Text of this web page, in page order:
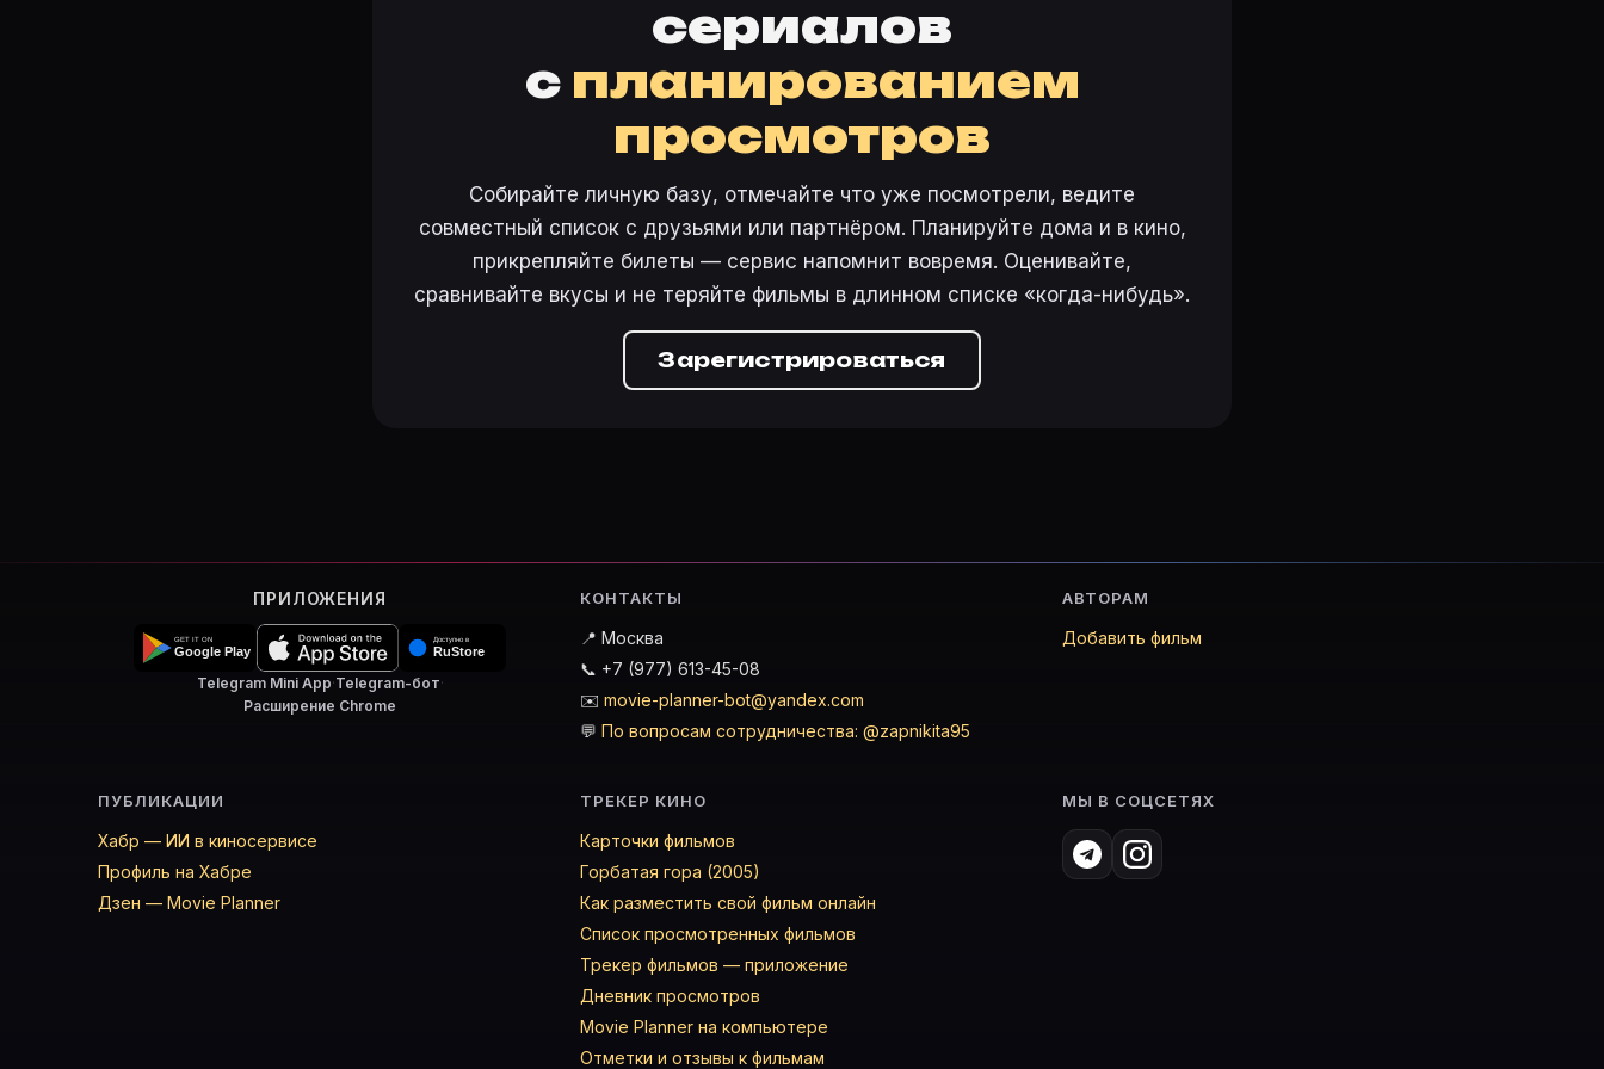
сериалов
с планированием
просмотров
Собирайте личную базу, отмечайте что уже посмотрели, ведите
совместный список с друзьями или партнёром. Планируйте дома и в кино,
прикрепляйте билеты — сервис напомнит вовремя. Оценивайте,
сравнивайте вкусы и не теряйте фильмы в длинном списке «когда-нибудь».
Зарегистрироваться
ПРИЛОЖЕНИЯ
Telegram Mini App·Telegram-бот·
Расширение Chrome
КОНТАКТЫ
📍 Москва
📞 +7 (977) 613-45-08
✉️ movie-planner-bot@yandex.com
💬 По вопросам сотрудничества: @zapnikita95
АВТОРАМ
Добавить фильм
ПУБЛИКАЦИИ
Хабр — ИИ в киносервисе
Профиль на Хабре
Дзен — Movie Planner
ТРЕКЕР КИНО
Карточки фильмов
Горбатая гора (2005)
Как разместить свой фильм онлайн
Список просмотренных фильмов
Трекер фильмов — приложение
Дневник просмотров
Movie Planner на компьютере
Отметки и отзывы к фильмам
МЫ В СОЦСЕТЯХ